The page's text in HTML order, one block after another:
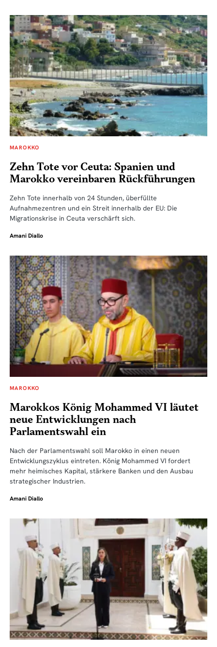
MAROKKO
Zehn Tote vor Ceuta: Spanien und
Marokko vereinbaren Rückführungen
Zehn Tote innerhalb von 24 Stunden, überfüllte
Aufnahmezentren und ein Streit innerhalb der EU: Die
Migrationskrise in Ceuta verschärft sich.
Amani Diallo
MAROKKO
Marokkos König Mohammed VI läutet
neue Entwicklungen nach
Parlamentswahl ein
Nach der Parlamentswahl soll Marokko in einen neuen
Entwicklungszyklus eintreten. König Mohammed VI fordert
mehr heimisches Kapital, stärkere Banken und den Ausbau
strategischer Industrien.
Amani Diallo